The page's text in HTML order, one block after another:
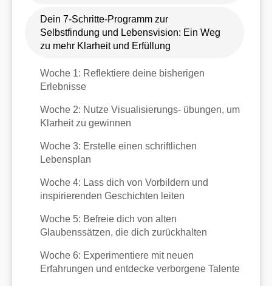
Dein 7-Schritte-Programm zur
Selbstfindung und Lebensvision: Ein Weg
zu mehr Klarheit und Erfüllung
Woche 1: Reflektiere deine bisherigen
Erlebnisse
Woche 2: Nutze Visualisierungs- übungen, um
Klarheit zu gewinnen
Woche 3: Erstelle einen schriftlichen
Lebensplan
Woche 4: Lass dich von Vorbildern und
inspirierenden Geschichten leiten
Woche 5: Befreie dich von alten
Glaubenssätzen, die dich zurückhalten
Woche 6: Experimentiere mit neuen
Erfahrungen und entdecke verborgene Talente